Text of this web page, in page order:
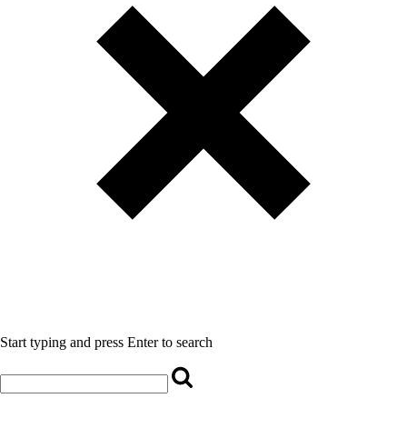
Start typing and press Enter to search